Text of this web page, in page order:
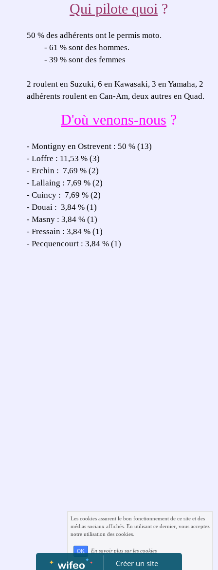
Qui pilote quoi ?
50 % des adhérents ont le permis moto.
- 61 % sont des hommes.
- 39 % sont des femmes
2 roulent en Suzuki, 6 en Kawasaki, 3 en Yamaha, 2
adhérents roulent en Can-Am, deux autres en Quad.
D'où venons-nous ?
- Montigny en Ostrevent : 50 % (13)
- Loffre : 11,53 % (3)
- Erchin : 7,69 % (2)
- Lallaing : 7,69 % (2)
- Cuincy : 7,69 % (2)
- Douai : 3,84 % (1)
- Masny : 3,84 % (1)
- Fressain : 3,84 % (1)
- Pecquencourt : 3,84 % (1)
Créer un site
Les cookies assurent le bon fonctionnement de ce site et des
médias sociaux affichés. En utilisant ce dernier, vous acceptez
notre utilisation des cookies.
OK En savoir plus sur les cookies